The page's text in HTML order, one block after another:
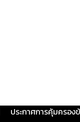
ประกาศการคุ้มครอง